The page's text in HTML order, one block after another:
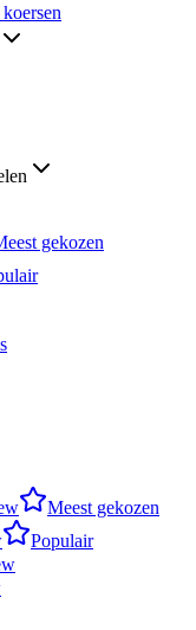
gekozen
Meest gekozen
Populair